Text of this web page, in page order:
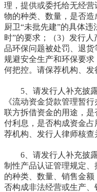
理，提供或委托给无经
物的种类、数量，是否
厨卫“未批先建”的具体
时”的要求；（3）发行
品环保问题被处罚、退
规避安全生产和环保要
何把控。请保荐机构、发
5、请发行人补充披露
《流动资金贷款管理暂
联方拆借资金的用途，
付利息，是否构成资金
荐机构、发行人律师核查
6、请发行人补充披露
制性产品认证管理规定
的种类、数量、销售金
否构成非法经营或生产